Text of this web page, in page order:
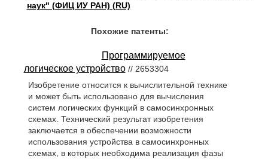
наук" (ФИЦ ИУ РАН) (RU)
Похожие патенты:
Программируемое
логическое устройство// 2653304
Изобретение относится к вычислительной технике
и может быть использовано для вычисления
систем логических функций в самосинхронных
схемах. Технический результат изобретения
заключается в обеспечении возможности
использования устройства в самосинхронных
схемах, в которых необходима реализация фазы